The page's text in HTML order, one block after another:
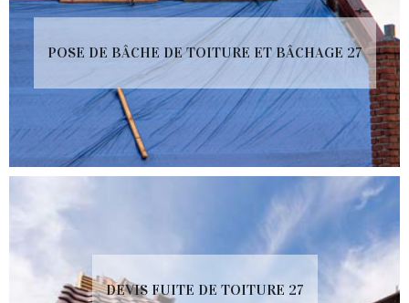
POSE DE BÂCHE DE TOITURE ET BÂCHAGE 27
DEVIS FUITE DE TOITURE 27